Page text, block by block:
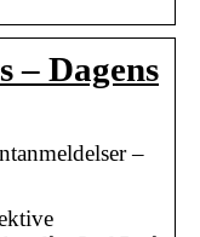
– Dagens
–